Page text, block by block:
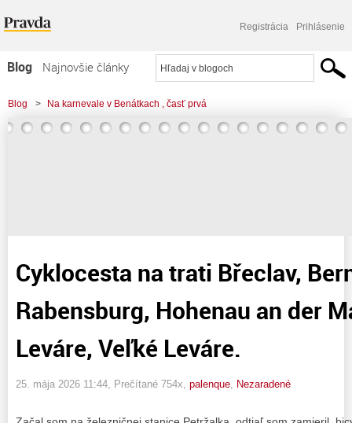
Registrácia Prihlásenie
Blog
Najnovšie články
Najčítanejšie články
Najkomentovanejšie články
Blog > Na karnevale v Benátkach , časť prvá
> Cyklocesta na trati Břeclav, Bernharsthal, Rabensburg, Hohenau an der
Cyklocesta na trati Břeclav,
Rabensburg, Hohenau an der
Leváre, Veľké Leváre.
25. mája 2026 11:44 , Prečítané 754x, palenque Nezaradené